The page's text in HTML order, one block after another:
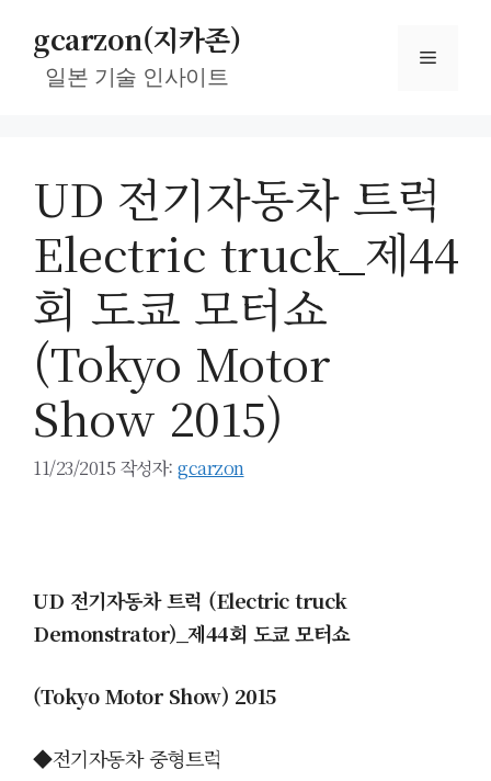
gcarzon(지카존)
일본 기술 인사이트
메
UD 전기자동차 트럭
Electric truck_제44
회 도쿄 모터쇼
(Tokyo Motor
Show 2015)
11/23/2015 작성자: gcarzon
UD 전기자동차 트럭 (Electric truck
Demonstrator)_제44회 도쿄 모터쇼
(Tokyo Motor Show) 2015
◆전기자동차 중형트럭